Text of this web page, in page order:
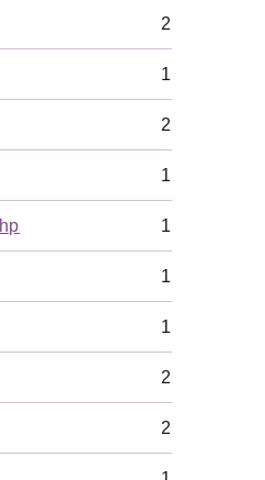
le 06 08 2026 à 08h00
2
1
2
1
1
1
1
2
2